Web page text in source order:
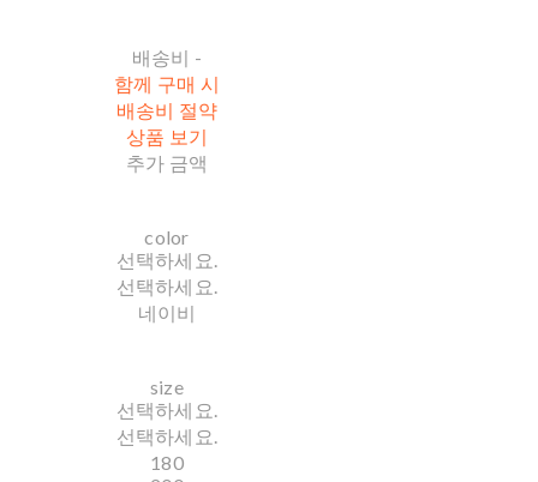
배송비 -
함께 구매 시
배송비 절약
상품 보기
추가 금액
color
선택하세요.
선택하세요.
네이비
size
선택하세요.
선택하세요.
180